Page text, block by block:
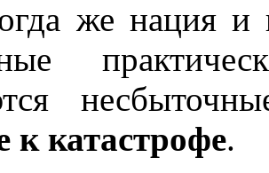
же нация и
к катастрофе.